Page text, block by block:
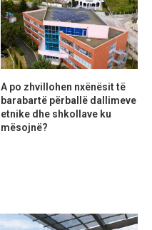
A po zhvillohen nxënësit të
barabartë përballë dallimeve
etnike dhe shkollave ku
mësojnë?